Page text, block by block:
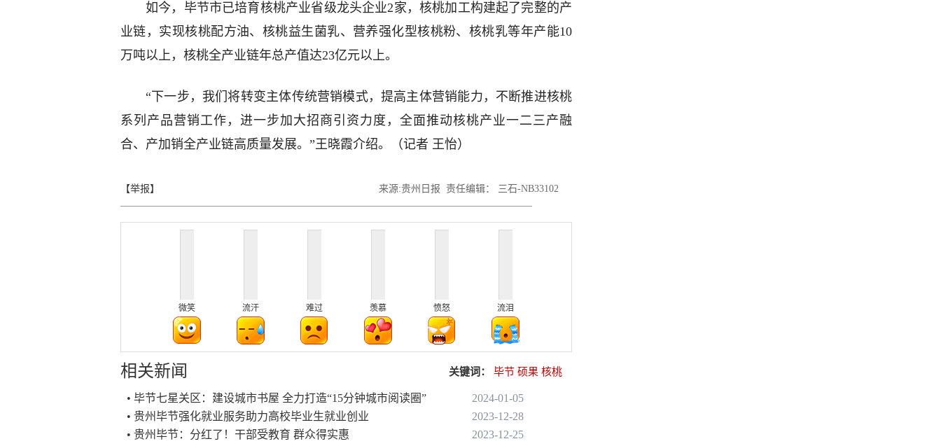
如今，毕节市已培育核桃产业省级龙头企业2家，核桃加工构建起了完整的产
业链，实现核桃配方油、核桃益生菌乳、营养强化型核桃粉、核桃乳等年产能10
万吨以上，核桃全产业链年总产值达23亿元以上。
“下一步，我们将转变主体传统营销模式，提高主体营销能力，不断推进核桃
系列产品营销工作，进一步加大招商引资力度，全面推动核桃产业一二三产融
合、产加销全产业链高质量发展。”王晓霞介绍。（记者 王怡）
【举报】 来源:贵州日报 责任编辑： 三石-NB33102
微笑 流汗 难过 羡慕 愤怒 流泪
相关新闻 关键词： 毕节 硕果 核桃
• 毕节七星关区：建设城市书屋 全力打造“15分钟城市阅读圈”
2024-01-05
• 贵州毕节强化就业服务助力高校毕业生就业创业
2023-12-28
• 贵州毕节：分红了！干部受教育 群众得实惠
2023-12-25